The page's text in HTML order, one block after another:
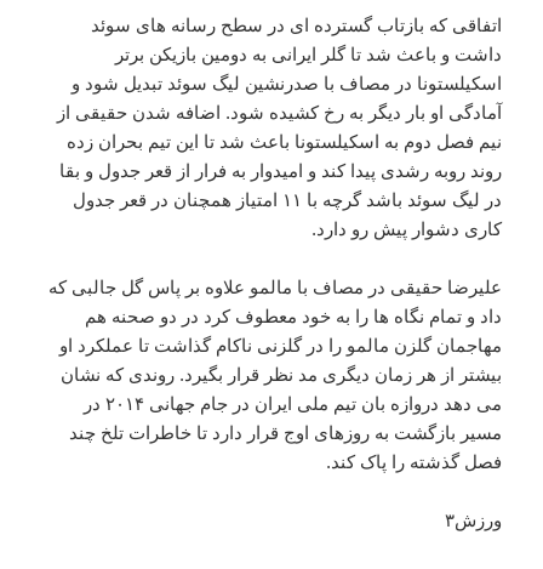
اتفاقی که بازتاب گسترده ای در سطح رسانه های سوئد
داشت و باعث شد تا گلر ایرانی به دومین بازیکن برتر
اسکیلستونا در مصاف با صدرنشین لیگ سوئد تبدیل شود و
آمادگی او بار دیگر به رخ کشیده شود. اضافه شدن حقیقی از
نیم فصل دوم به اسکیلستونا باعث شد تا این تیم بحران زده
روند روبه رشدی پیدا کند و امیدوار به فرار از قعر جدول و بقا
در لیگ سوئد باشد گرچه با ۱۱ امتیاز همچنان در قعر جدول
کاری دشوار پیش رو دارد.
علیرضا حقیقی در مصاف با مالمو علاوه بر پاس گل جالبی که
داد و تمام نگاه ها را به خود معطوف کرد در دو صحنه هم
مهاجمان گلزن مالمو را در گلزنی ناکام گذاشت تا عملکرد او
بیشتر از هر زمان دیگری مد نظر قرار بگیرد. روندی که نشان
می دهد دروازه بان تیم ملی ایران در جام جهانی ۲۰۱۴ در
مسیر بازگشت به روزهای اوج قرار دارد تا خاطرات تلخ چند
فصل گذشته را پاک کند.
ورزش۳